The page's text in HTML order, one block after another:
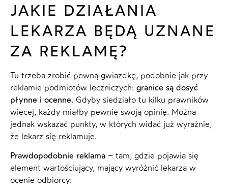
JAKIE DZIAŁANIA
LEKARZA BĘDĄ UZNANE
ZA REKLAMĘ?
Tu trzeba zrobić pewną gwiazdkę, podobnie jak przy
reklamie podmiotów leczniczych: granice są dosyć
płynne i ocenne. Gdyby siedziało tu kilku prawników
więcej, każdy miałby pewnie swoją opinię. Można
jednak wskazać punkty, w których widać już wyraźnie,
że lekarz się reklamuje.
Prawdopodobnie reklama – tam, gdzie pojawia się
element wartościujący, mający wyróżnić lekarza w
ocenie odbiorcy: